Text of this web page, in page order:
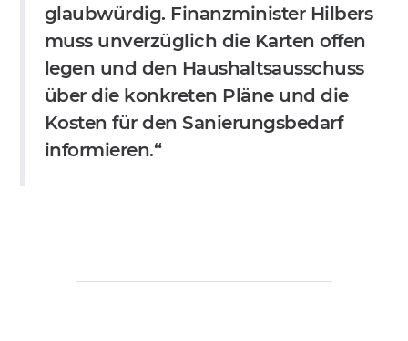
glaubwürdig. Finanzminister Hilbers
muss unverzüglich die Karten offen
legen und den Haushaltsausschuss
über die konkreten Pläne und die
Kosten für den Sanierungsbedarf
informieren.“